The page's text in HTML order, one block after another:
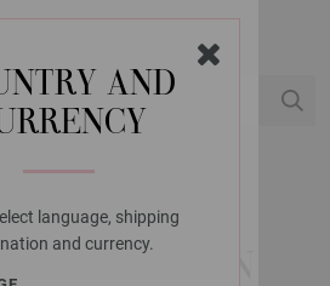
AND
language, shipping
and currency.
GROSSA
COTTON